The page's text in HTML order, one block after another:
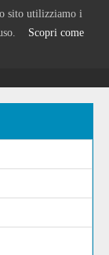
sito utilizziamo i
Scopri come